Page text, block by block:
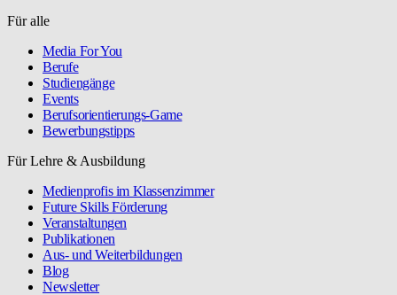
Für alle
Media For You
Berufe
Studiengänge
Events
Berufsorientierungs-Game
Bewerbungstipps
Für Lehre & Ausbildung
Medienprofis im Klassenzimmer
Future Skills Förderung
Veranstaltungen
Publikationen
Aus- und Weiterbildungen
Blog
Newsletter